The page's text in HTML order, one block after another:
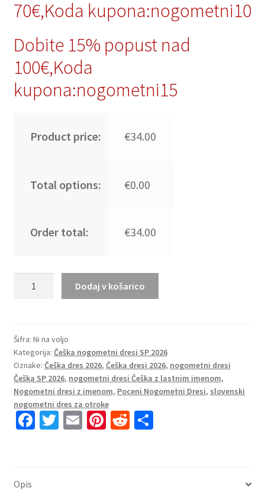
70€,Koda kupona:nogometni10
Dobite 15% popust nad
100€,Koda
kupona:nogometni15
Product price: €34.00
Total options: €0.00
Order total: €34.00
SP
2026
Domači
rdeča
količina
Dodaj v košarico
Šifra: Ni na voljo
Kategorija: Češka nogometni dresi SP 2026
Oznake: Češka dres 2026, Češka dresi 2026, nogometni dresi
Češka SP 2026, nogometni dresi Češka z lastnim imenom,
Nogometni dresi z imenom, Poceni Nogometni Dresi, slovenski
nogometni dres za otroke
Fa T E Pi R S
Opis